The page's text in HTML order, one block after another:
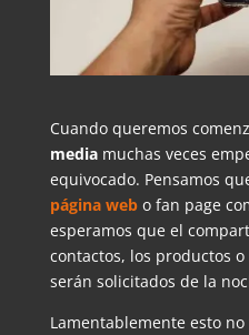
Cuando queremos
mediamuchas veces
equivocado. Pensamos
página webo fan page
esperamos que el
contactos, los productos
serán solicitados de la
Lamentablemente esto